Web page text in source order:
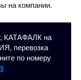
на компании.
КАТАФАЛК на
перевозка
по номеру